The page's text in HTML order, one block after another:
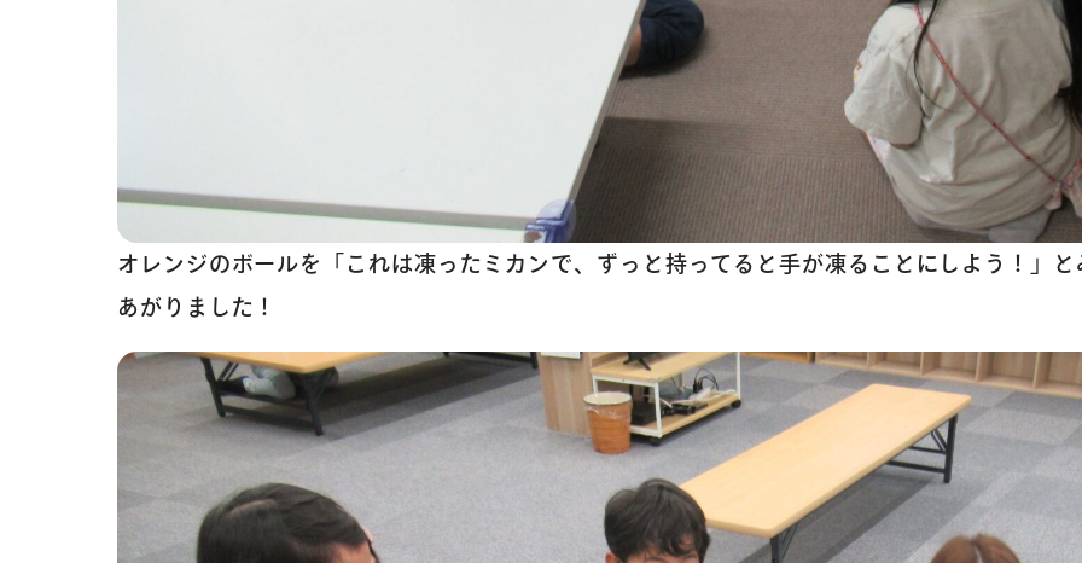
オレンジのボールを「これは凍ったミカンで、ずっと持ってると手が凍ることにしよう！」
あがりました！